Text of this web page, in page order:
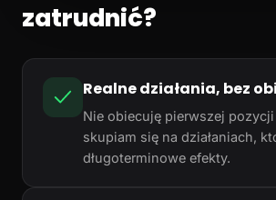
zatrudnić?
Realne działania, bez
Nie obiecuję pierwszej
skupiam się na działaniach,
długoterminowe efekty.